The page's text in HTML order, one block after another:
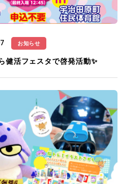
お知らせ
健活フェスタで啓発活動✨